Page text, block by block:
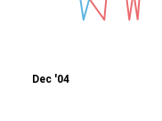
Dec '04